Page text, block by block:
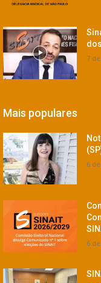
7
Mais populares
6
6